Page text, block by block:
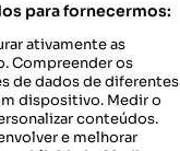
para fornecermos:
ativamente as
Compreender os
de dados de diferentes
dispositivo. Medir o
conteúdos.
e melhorar